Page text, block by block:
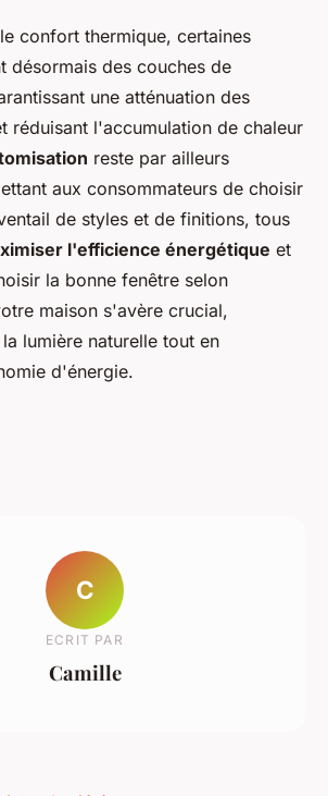
confort thermique, certaines
désormais des couches de
une atténuation des
réduisant l'accumulation de chaleur
reste par ailleurs
aux consommateurs de choisir
de styles et de finitions, tous
l'efficience énergétique et
la bonne fenêtre selon
maison s'avère crucial,
lumière naturelle tout en
d'énergie.
C
ECRIT PAR
Camille